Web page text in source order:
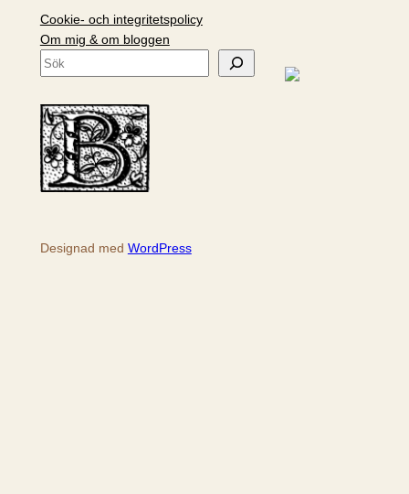
Cookie- och integritetspolicy
Om mig & om bloggen
S
k
Designad med WordPress